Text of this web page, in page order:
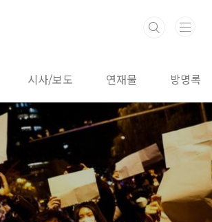
시사/보도 연재물 방명록